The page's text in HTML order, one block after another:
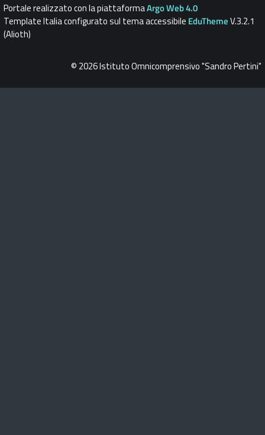
Portale realizzato con la piattaformaArgo Web 4.0
Template Italia configurato sul tema accessibile EduThemeV.3.2.1
(Alioth)
© 2026 Istituto Omnicomprensivo "Sandro Pertini"